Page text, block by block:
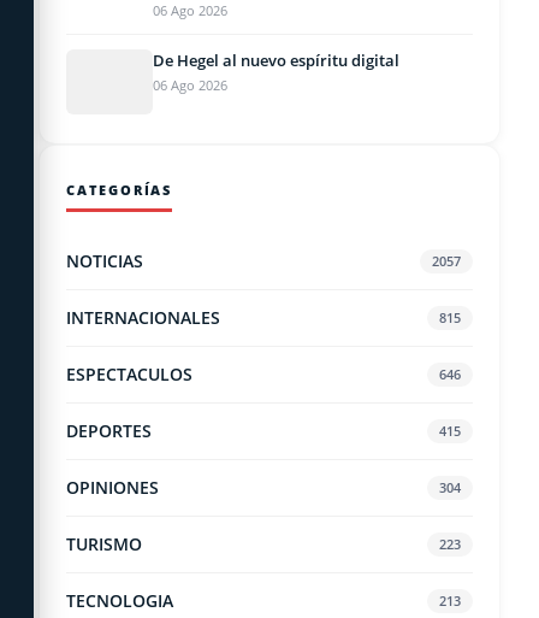
06 Ago 2026
De Hegel al nuevo espíritu digital
06 Ago 2026
CATEGORÍAS
NOTICIAS 2057
INTERNACIONALES 815
ESPECTACULOS 646
DEPORTES 415
OPINIONES 304
TURISMO 223
TECNOLOGIA 213